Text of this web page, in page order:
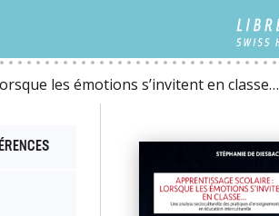
les émotions s’invitent en classe…